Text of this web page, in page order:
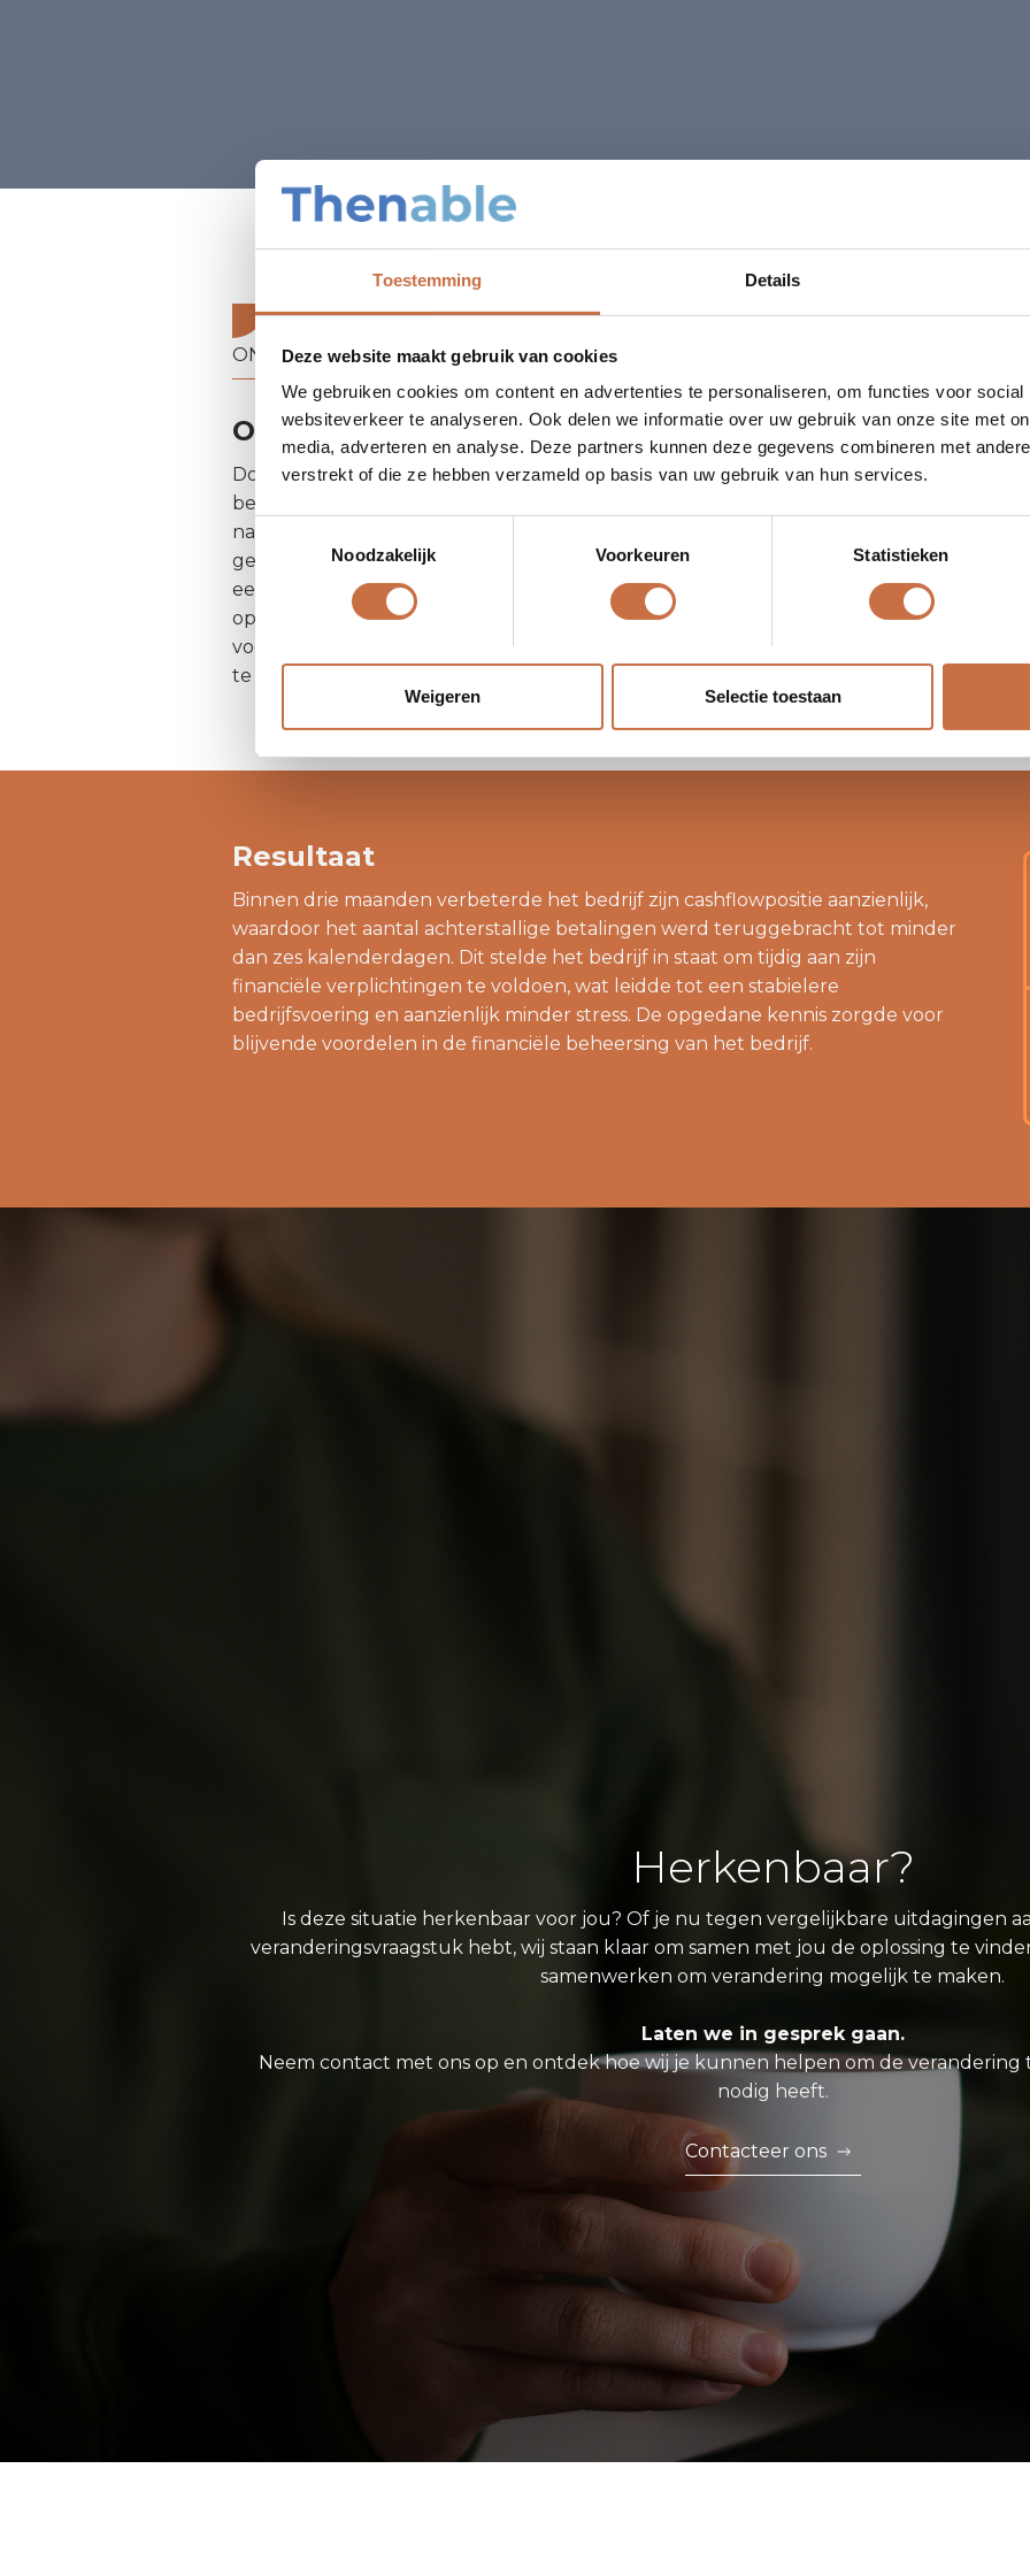
Toestemming Details
Deze website maakt gebruik van cookies
We gebruiken cookies om content en advertenties te personaliseren, om functies voor
websiteverkeer te analyseren. Ook delen we informatie over uw gebruik van onze site met
media, adverteren en analyse. Deze partners kunnen deze gegevens combineren met
verstrekt of die ze hebben verzameld op basis van uw gebruik van hun services.
Noodzakelijk
Voorkeuren Statistieken
Weigeren Selectie toestaan
ONZE EXPERTISE
Oplossing
Door deze aanpak werd een nieuw beleid ingevoerd voor
betalingsvoorwaarden en debiteurenbeheer, met striktere deadlines en de
nadruk op vroege betalingen van klanten. Het geïmplementeerde
geautomatiseerde debiteurenbeheersysteem zorgde ervoor dat het bedrijf
een beter overzicht kreeg van openstaande facturen en sneller kon reageren
op betalingsachterstanden. De cashflowprognose gaf het bedrijf een
vooruitziende blik op hun financiële situatie, wat hen in staat stelde proactief
te handelen.
Resultaat
Binnen drie maanden verbeterde het bedrijf zijn cashflowpositie aanzienlijk,
waardoor het aantal achterstallige betalingen werd teruggebracht tot minder
dan zes kalenderdagen. Dit stelde het bedrijf in staat om tijdig aan zijn
financiële verplichtingen te voldoen, wat leidde tot een stabielere
bedrijfsvoering en aanzienlijk minder stress. De opgedane kennis zorgde voor
blijvende voordelen in de financiële beheersing van het bedrijf.
Herkenbaar?
Is deze situatie herkenbaar voor jou? Of je nu tegen vergelijkbare uitdagingen
veranderingsvraagstuk hebt, wij staan klaar om samen met jou de oplossing te
samenwerken om verandering mogelijk te maken.
Laten we in gesprek gaan.
Neem contact met ons op en ontdek hoe wij je kunnen helpen om de verandering
nodig heeft.
Contacteer ons